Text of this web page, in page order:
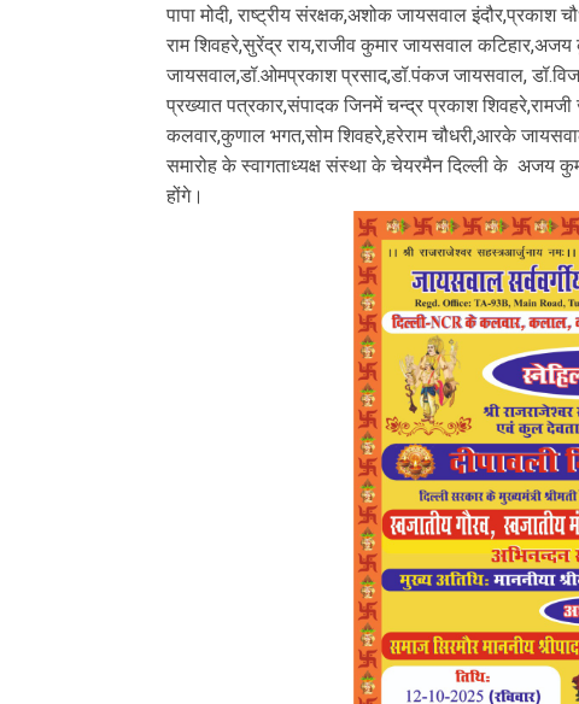
पापा मोदी, राष्ट्रीय संरक्षक,अशोक जायसवाल इंदौर,प्रकाश
राम शिवहरे,सुरेंद्र राय,राजीव कुमार जायसवाल
जायसवाल,डॉ.ओमप्रकाश प्रसाद,डॉ.पंकज जायसवाल,
प्रख्यात पत्रकार,संपादक जिनमें चन्द्र प्रकाश
कलवार,कुणाल भगत,सोम शिवहरे,हरेराम चौधरी,आरके
समारोह के स्वागताध्यक्ष संस्था के चेयरमैन दिल्ली के अजय
होंगे।